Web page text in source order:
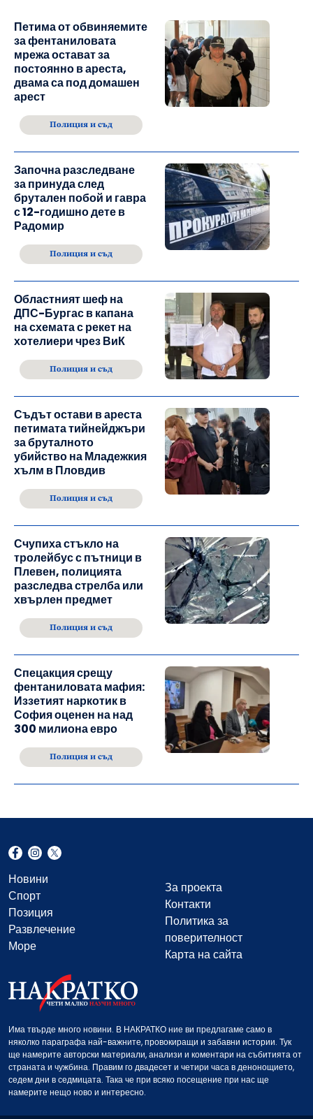
Петима от обвиняемите
за фентаниловата
мрежа остават за
постоянно в ареста,
двама са под домашен
арест
Полиция и съд
Започна разследване
за принуда след
брутален побой и гавра
с 12-годишно дете в
Радомир
Полиция и съд
Областният шеф на
ДПС-Бургас в капана
на схемата с рекет на
хотелиери чрез ВиК
Полиция и съд
Съдът остави в ареста
петимата тийнейджъри
за бруталното
убийство на Младежкия
хълм в Пловдив
Полиция и съд
Счупиха стъкло на
тролейбус с пътници в
Плевен, полицията
разследва стрелба или
хвърлен предмет
Полиция и съд
Спецакция срещу
фентаниловата мафия:
Иззетият наркотик в
София оценен на над
300 милиона евро
Полиция и съд
Новини
Спорт
Позиция
Развлечение
Море
За проекта
Контакти
Политика за
поверителност
Карта на сайта
Има твърде много новини. В НАКРАТКО ние ви предлагаме само в
няколко параграфа най-важните, провокиращи и забавни истории. Тук
ще намерите авторски материали, анализи и коментари на събитията от
страната и чужбина. Правим го двадесет и четири часа в денонощието,
седем дни в седмицата. Така че при всяко посещение при нас ще
намерите нещо ново и интересно.